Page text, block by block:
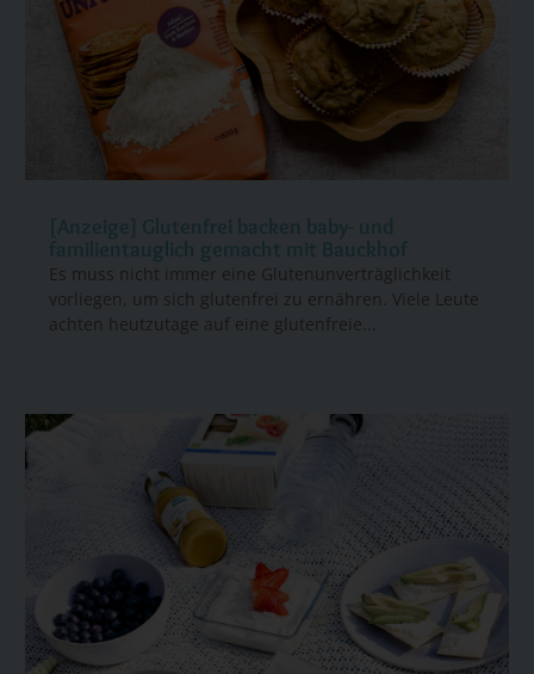
[Anzeige] Glutenfrei backen baby- und
familientauglich gemacht mit Bauckhof
Es muss nicht immer eine Glutenunverträglichkeit
vorliegen, um sich glutenfrei zu ernähren. Viele Leute
achten heutzutage auf eine glutenfreie...